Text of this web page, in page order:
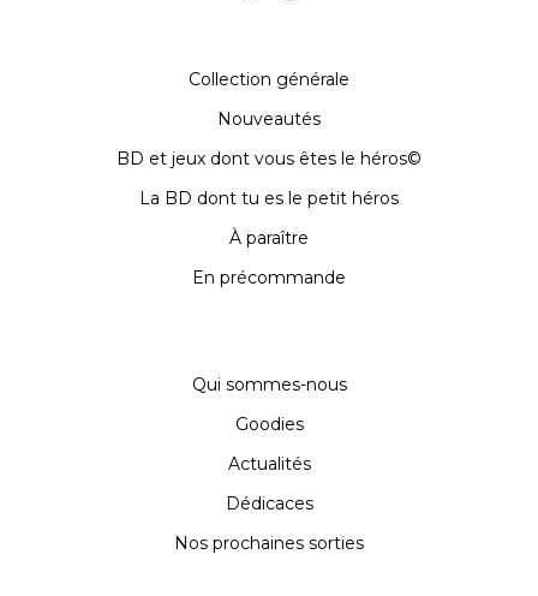
Collection générale
Nouveautés
BD et jeux dont vous êtes le héros©
La BD dont tu es le petit héros
À paraître
En précommande
Qui sommes-nous
Goodies
Actualités
Dédicaces
Nos prochaines sorties